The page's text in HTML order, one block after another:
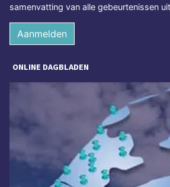
samenvatting van alle gebeurtenissen
Aanmelden
ONLINE DAGBLADEN